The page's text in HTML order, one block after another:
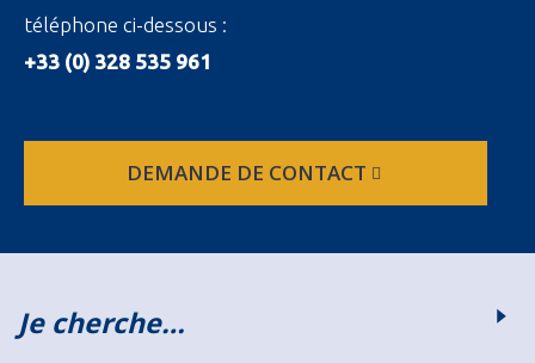
téléphone ci-dessous :
+33 (0) 328 535 961
DEMANDE DE CONTACT
Je cherche…